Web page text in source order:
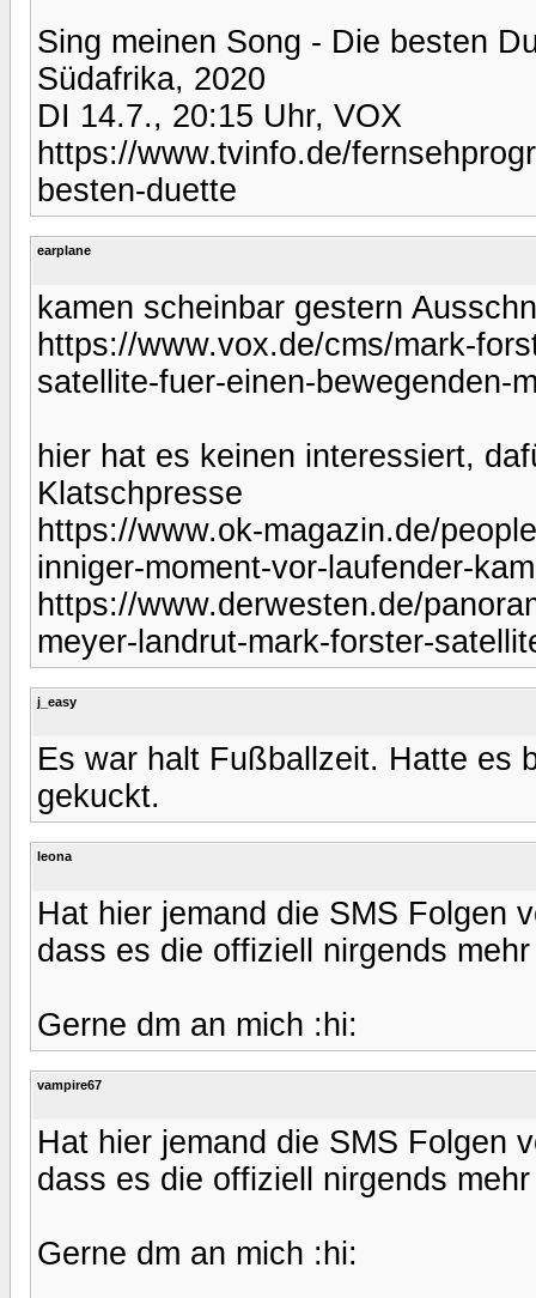
Sing meinen Song - Die besten
Südafrika, 2020
DI 14.7., 20:15 Uhr, VOX
https://www.tvinfo.de/
besten-duette
earplane
kamen scheinbar gestern
https://www.vox.de/cms/mark-
satellite-fuer-einen-bewegenden-
hier hat es keinen interessiert,
Klatschpresse
https://www.ok-magazin.de/
inniger-moment-vor-laufender-
https://www.derwesten.de/
meyer-landrut-mark-forster-
j_easy
Es war halt Fußballzeit. Hatte es
gekuckt.
leona
Hat hier jemand die SMS Folgen
dass es die offiziell nirgends
Gerne dm an mich :hi:
vampire67
Hat hier jemand die SMS Folgen
dass es die offiziell nirgends
Gerne dm an mich :hi: